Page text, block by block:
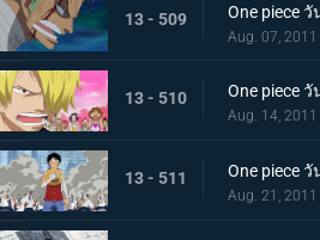
13 - 509
Aug. 07, 2011
13 - 510
Aug. 14, 2011
13 - 511
Aug. 21, 2011